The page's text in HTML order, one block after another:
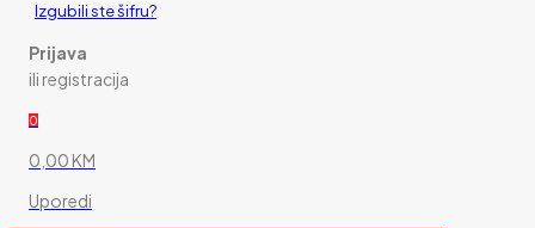
Izgubili ste šifru?
Prijava
ili registracija
0
0,00 KM
Uporedi